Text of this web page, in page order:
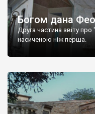
Богом дана
Друга частина звіту
насиченою ніж перша.